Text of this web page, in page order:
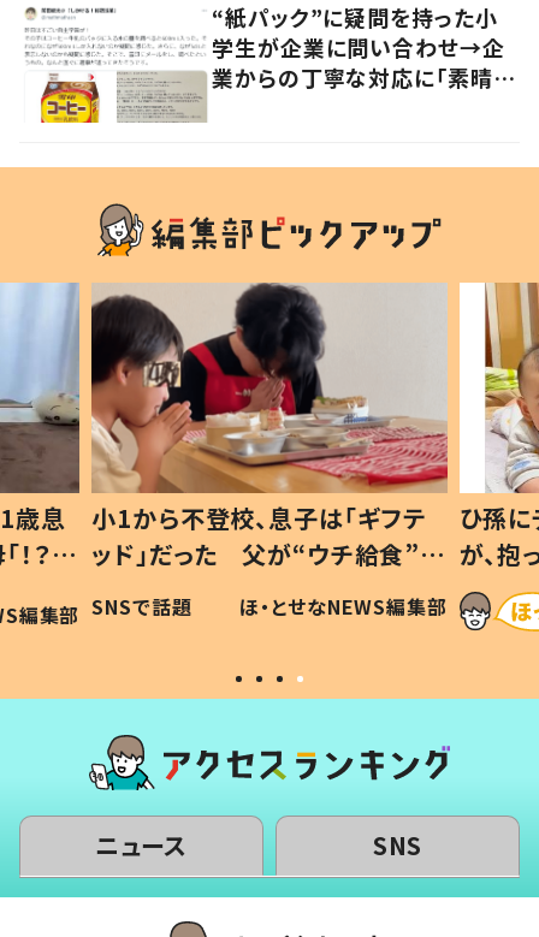
“紙パック”に疑問を持った小
学生が企業に問い合わせ→企
業からの丁寧な対応に「素晴ら
歳息
？」
編集部
小1から不登校、息子は「ギフテ
ッド」だった 父が“ウチ給食”を
作り続ける理由とは #令和の親
#令和の子
SNSで話題 ほ・とせなNEWS編集部
ひ孫
が、
「涙が
い」
ニュース SNS